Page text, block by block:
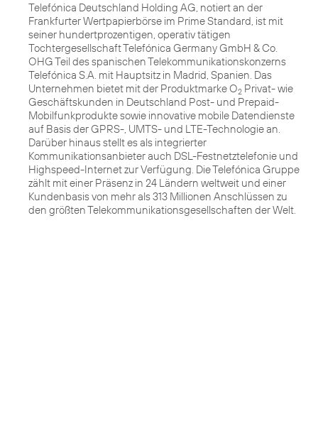
Telefónica Deutschland Holding AG, notiert an der
Frankfurter Wertpapierbörse im Prime Standard, ist mit
seiner hundertprozentigen, operativ tätigen
Tochtergesellschaft Telefónica Germany GmbH & Co.
OHG Teil des spanischen Telekommunikationskonzerns
Telefónica S.A. mit Hauptsitz in Madrid, Spanien. Das
Unternehmen bietet mit der Produktmarke O2 Privat- wie
Geschäftskunden in Deutschland Post- und Prepaid-
Mobilfunkprodukte sowie innovative mobile Datendienste
auf Basis der GPRS-, UMTS- und LTE-Technologie an.
Darüber hinaus stellt es als integrierter
Kommunikationsanbieter auch DSL-Festnetztelefonie und
Highspeed-Internet zur Verfügung. Die Telefónica Gruppe
zählt mit einer Präsenz in 24 Ländern weltweit und einer
Kundenbasis von mehr als 313 Millionen Anschlüssen zu
den größten Telekommunikationsgesellschaften der Welt.